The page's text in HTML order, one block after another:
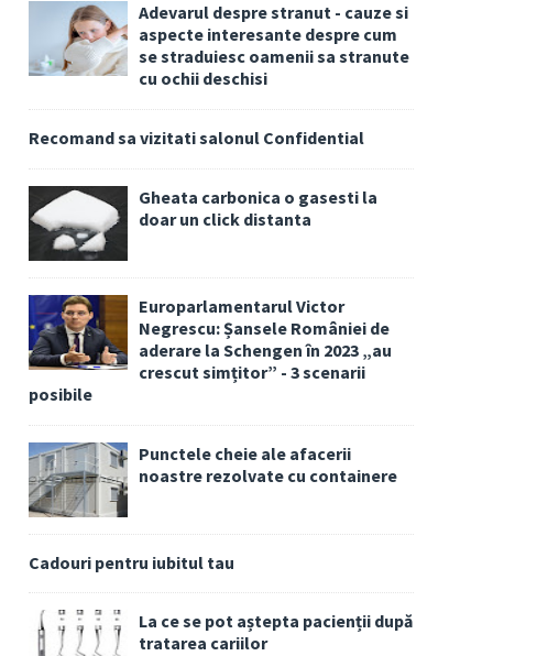
Adevarul despre stranut - cauze si
aspecte interesante despre cum
se straduiesc oamenii sa stranute
cu ochii deschisi
Recomand sa vizitati salonul Confidential
Gheata carbonica o gasesti la
doar un click distanta
Europarlamentarul Victor
Negrescu: Șansele României de
aderare la Schengen în 2023 „au
crescut simțitor” - 3 scenarii
posibile
Punctele cheie ale afacerii
noastre rezolvate cu containere
Cadouri pentru iubitul tau
La ce se pot aștepta pacienții după
tratarea cariilor